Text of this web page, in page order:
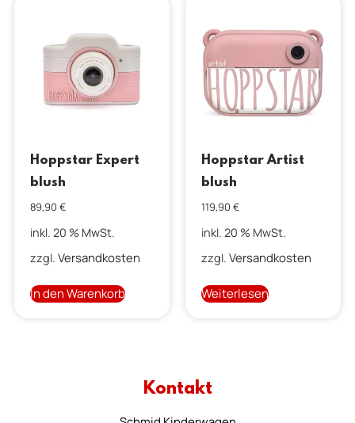
Hoppstar Expert
blush
89,90 €
inkl. 20 % MwSt.
zzgl. Versandkosten
In den Warenkorb
Hoppstar Artist
blush
119,90 €
inkl. 20 % MwSt.
zzgl. Versandkosten
Weiterlesen
Kontakt